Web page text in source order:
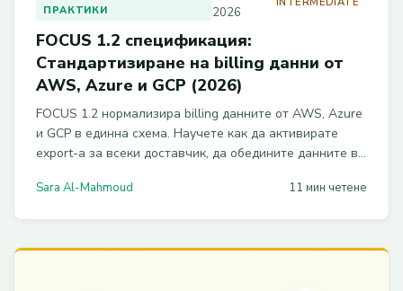
ПРАКТИКИ
2026
FOCUS 1.2 спецификация:
Стандартизиране на billing данни от
AWS, Azure и GCP (2026)
FOCUS 1.2 нормализира billing данните от AWS, Azure
и GCP в единна схема. Научете как да активирате
export-а за всеки доставчик, да обедините данните в
Sara Al-Mahmoud 11 мин четене